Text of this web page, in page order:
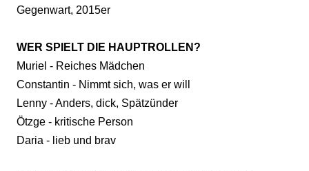
Gegenwart, 2015er
WER SPIELT DIE HAUPTROLLEN?
Muriel - Reiches Mädchen
Constantin - Nimmt sich, was er will
Lenny - Anders, dick, Spätzünder
Ötzge - kritische Person
Daria - lieb und brav